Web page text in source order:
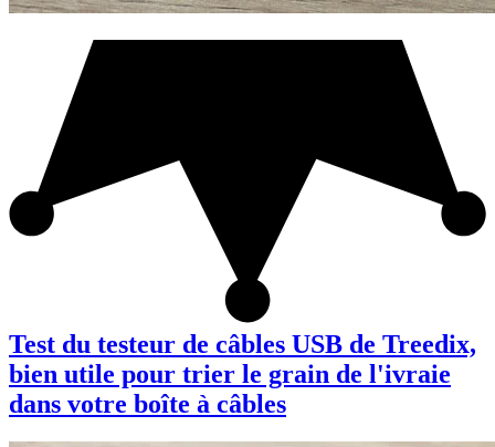
Test du testeur de câbles USB de Treedix,
bien utile pour trier le grain de l'ivraie
dans votre boîte à câbles